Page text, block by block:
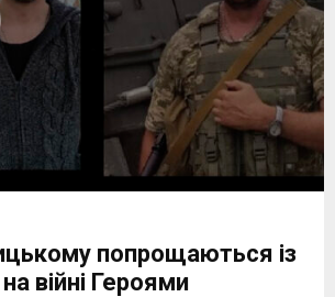
попрощаються із
війні Героями